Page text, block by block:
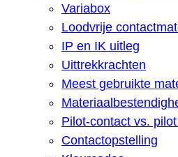
Variabox
Loodvrije
IP en IK uitleg
Uittrekkrachten
Meest gebruikte
Pilot-contact vs.
Contactopstelling